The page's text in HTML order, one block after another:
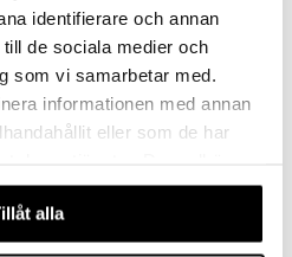
identifierare och annan
de sociala medier och
som vi samarbetar med.
informationen med annan
eller som de har
av vår webbplats.
alla